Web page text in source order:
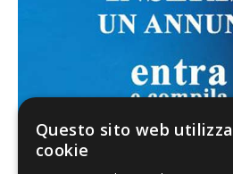
Questo sito web utilizza
cookie